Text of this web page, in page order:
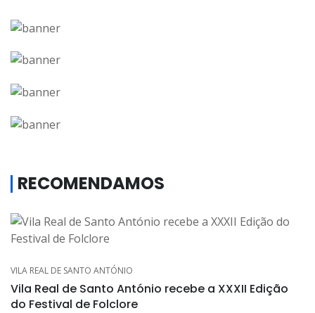
RECOMENDAMOS
VILA REAL DE SANTO ANTÓNIO
Vila Real de Santo António recebe a XXXII Edição
do Festival de Folclore